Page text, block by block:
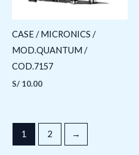
CASE / MICRONICS /
MOD.QUANTUM /
COD.7157
S/ 10.00
1 2 →